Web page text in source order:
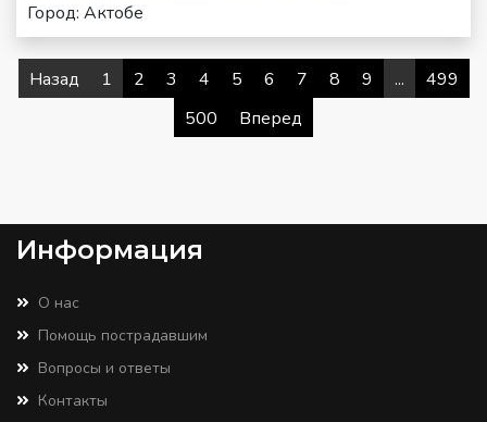
Город: Актобе
Назад 1 2 3 4 5 6 7 8 9 ...
499
500
Вперед
Информация
О нас
Помощь пострадавшим
Вопросы и ответы
Контакты